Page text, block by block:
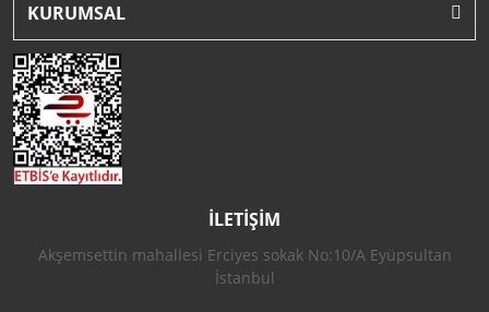
KURUMSAL
İLETİŞİM
Akşemsettin mahallesi Erciyes sokak No:10/A Eyüpsultan
İstanbul